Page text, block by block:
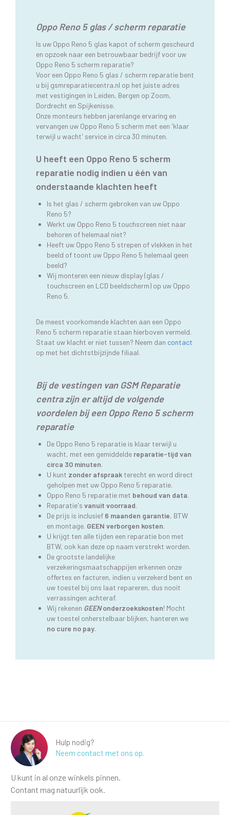
Oppo Reno 5 glas / scherm reparatie
Is uw Oppo Reno 5 glas kapot of scherm gescheurd
en opzoek naar een betrouwbaar bedrijf voor uw
Oppo Reno 5 scherm reparatie?
Voor een Oppo Reno 5 glas / scherm reparatie bent
u bij gsmreparatiecentra.nl op het juiste adres
met vestigingen in Leiden, Bergen op Zoom,
Dordrecht en Spijkenisse.
Onze monteurs hebben jarenlange ervaring en
vervangen uw Oppo Reno 5 scherm met een 'klaar
terwijl u wacht' service in circa 30 minuten.
U heeft een Oppo Reno 5 scherm
reparatie nodig indien u één van
onderstaande klachten heeft
Is het glas / scherm gebroken van uw Oppo
Reno 5?
Werkt uw Oppo Reno 5 touchscreen niet naar
behoren of helemaal niet?
Heeft uw Oppo Reno 5 strepen of vlekken in het
beeld of toont uw Oppo Reno 5 helemaal geen
beeld?
Wij monteren een nieuw display (glas /
touchscreen en LCD beeldscherm) op uw Oppo
Reno 5.
De meest voorkomende klachten aan een Oppo
Reno 5 scherm reparatie staan hierboven vermeld.
Staat uw klacht er niet tussen? Neem dan contact
op met het dichtstbijzijnde filiaal.
Bij de vestingen van GSM Reparatie
centra zijn er altijd de volgende
voordelen bij een Oppo Reno 5 scherm
reparatie
De Oppo Reno 5 reparatie is klaar terwijl u
wacht, met een gemiddelde reparatie-tijd van
circa 30 minuten.
U kunt zonder afspraak terecht en word direct
geholpen met uw Oppo Reno 5 reparatie.
Oppo Reno 5 reparatie met behoud van data.
Reparatie's vanuit voorraad.
De prijs is inclusief 6 maanden garantie, BTW
en montage. GEEN verborgen kosten.
U krijgt ten alle tijden een reparatie bon met
BTW, ook kan deze op naam verstrekt worden.
De grootste landelijke
verzekeringsmaatschappijen erkennen onze
offertes en facturen, indien u verzekerd bent en
uw toestel bij ons laat repareren, dus nooit
verrassingen achteraf.
Wij rekenen GEENonderzoekskosten! Mocht
uw toestel onherstelbaar blijken, hanteren we
no cure no pay.
Hulp nodig?
Neem contact met ons op.
U kunt in al onze winkels pinnen.
Contant mag natuurlijk ook.